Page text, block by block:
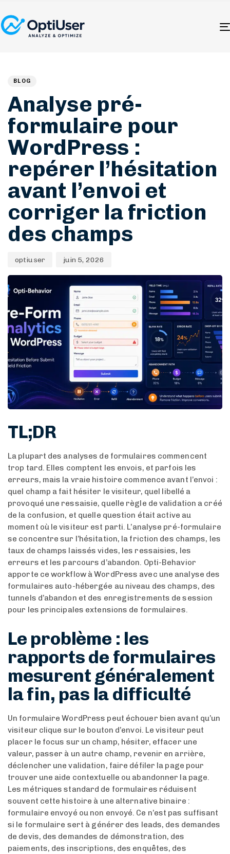
BLOG
Analyse pré-
formulaire pour
WordPress :
repérer l’hésitation
avant l’envoi et
corriger la friction
des champs
optiuser juin 5, 2026
TL;DR
La plupart des analyses de formulaires commencent
trop tard. Elles comptent les envois, et parfois les
erreurs, mais la vraie histoire commence avant l’envoi :
quel champ a fait hésiter le visiteur, quel libellé a
provoqué une ressaisie, quelle règle de validation a créé
de la confusion, et quelle question était active au
moment où le visiteur est parti. L’analyse pré-formulaire
se concentre sur l’hésitation, la friction des champs, les
taux de champs laissés vides, les ressaisies, les
erreurs et les parcours d’abandon. Opti-Behavior
apporte ce workflow à WordPress avec une analyse des
formulaires auto-hébergée au niveau des champs, des
tunnels d’abandon et des enregistrements de session
pour les principales extensions de formulaires.
Le problème : les
rapports de formulaires
mesurent généralement
la fin, pas la difficulté
Un formulaire WordPress peut échouer bien avant qu’un
visiteur clique sur le bouton d’envoi. Le visiteur peut
placer le focus sur un champ, hésiter, effacer une
valeur, passer à un autre champ, revenir en arrière,
déclencher une validation, faire défiler la page pour
trouver une aide contextuelle ou abandonner la page.
Les métriques standard de formulaires réduisent
souvent cette histoire à une alternative binaire :
formulaire envoyé ou non envoyé. Ce n’est pas suffisant
si le formulaire sert à générer des leads, des demandes
de devis, des demandes de démonstration, des
paiements, des inscriptions, des enquêtes, des